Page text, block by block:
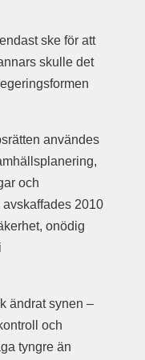
ske för att
skulle det
användes
och
2010
onödig
ändrat synen –
och
tyngre än